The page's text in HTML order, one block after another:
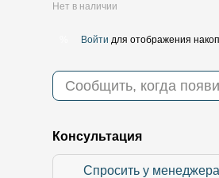
Нет в наличии
Войти для отображения
Сообщить, когда
Консультация
Спросить у менеджера